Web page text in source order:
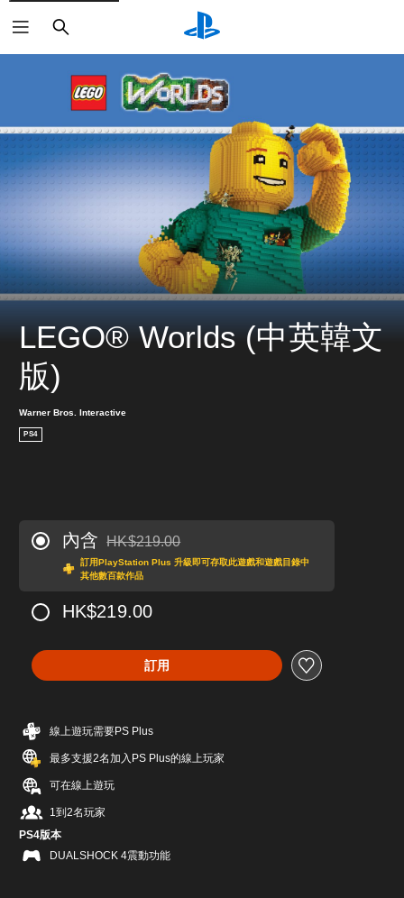
搜
尋
LEGO® Worlds (中英韓文
版)
Warner Bros. Interactive
PS4
內含 折扣前原價為HK$219.00
HK$219.00
訂用PlayStation Plus 升級即可存取此遊戲和遊戲目錄中
其他數百款作品
HK$219.00
訂用
線上遊玩需要PS Plus
最多支援2名加入PS Plus的線上玩家
可在線上遊玩
1到2名玩家
PS4版本
DUALSHOCK 4震動功能